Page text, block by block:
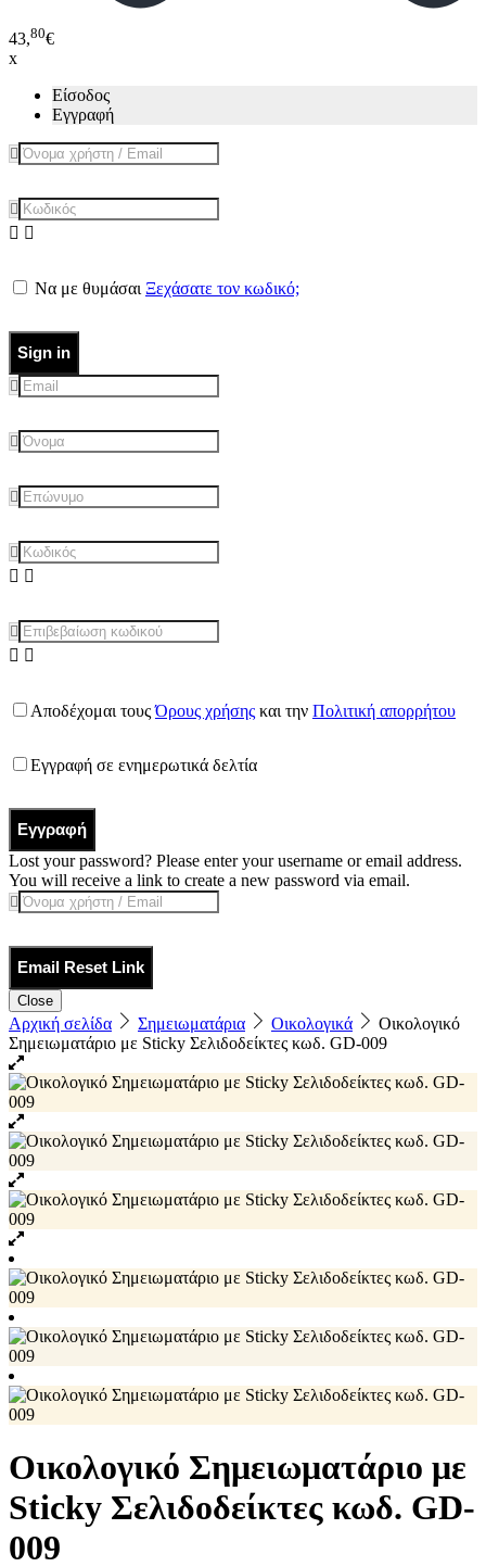
43,80€
x
Είσοδος
Εγγραφή
Να με θυμάσαι Ξεχάσατε τον κωδικό;
Sign in
Αποδέχομαι τουςΌρους χρήσης και την Πολιτική απορρήτου
Εγγραφή σε ενημερωτικά δελτία
Εγγραφή
Lost your password? Please enter your username or email address.
You will receive a link to create a new password via email.
Email Reset Link
Close
Αρχική σελίδα Σημειωματάρια Οικολογικά
Οικολογικό
Σημειωματάριο με Sticky Σελιδοδείκτες κωδ. GD-009
Οικολογικό Σημειωματάριο με
Sticky Σελιδοδείκτες κωδ. GD-
009